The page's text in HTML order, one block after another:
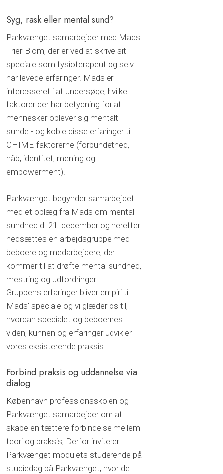
Syg, rask eller mental sund?
​Parkvænget samarbejder med Mads
Trier-Blom, der er ved at skrive sit
speciale som fysioterapeut og selv
har levede erfaringer. Mads er
interesseret i at undersøge, hvilke
faktorer der har betydning for at
mennesker oplever sig mentalt
sunde - og koble disse erfaringer til
CHIME-faktorerne (forbundethed,
håb, identitet, mening og
empowerment).
Parkvænget begynder samarbejdet
med et oplæg fra Mads om mental
sundhed d. 21. december og herefter
nedsættes en arbejdsgruppe med
beboere og medarbejdere, der
kommer til at drøfte mental sundhed,
mestring og udfordringer.
Gruppens erfaringer bliver empiri til
Mads' speciale og vi glæder os til,
hvordan specialet og beboernes
viden, kunnen og erfaringer udvikler
vores eksisterende praksis.
Forbind praksis og uddannelse via
dialog
København professionsskolen og
Parkvænget samarbejder om at
skabe en tættere forbindelse mellem
teori og praksis, Derfor inviterer
Parkvænget modulets studerende på
studiedag på Parkvænget, hvor de